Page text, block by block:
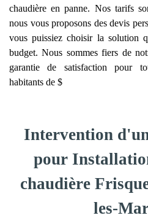
chaudière en panne. Nos tarifs
nous vous proposons des devis
vous puissiez choisir la solution
budget. Nous sommes fiers de
garantie de satisfaction pour
habitants de $
Intervention
pour
chaudière
les-